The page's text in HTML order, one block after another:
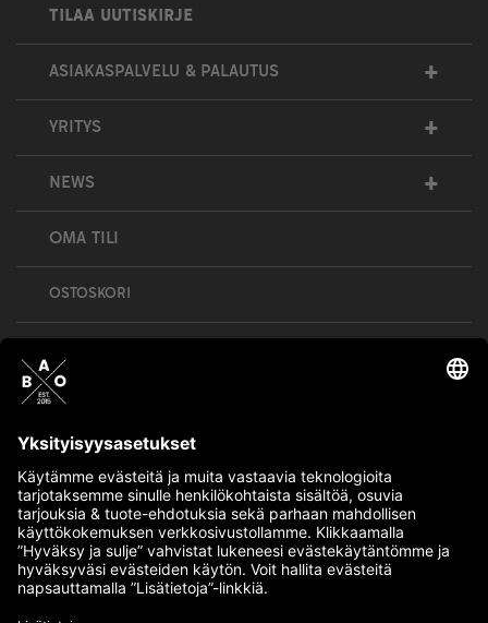
TILAA UUTISKIRJE
ASIAKASPALVELU & PALAUTUS +
YRITYS +
NEWS +
OMA TILI
OSTOSKORI
Bull’s All Out is social – follow us and show
your passion!
BULLMENTULA.FI